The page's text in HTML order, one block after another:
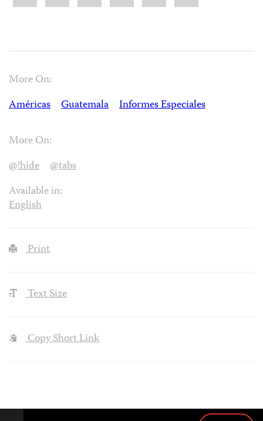
More On:
Américas
Guatemala Informes Especiales
More On:
@!hide
@tabs
Available in:
English
Print
Text Size
Copy Short Link